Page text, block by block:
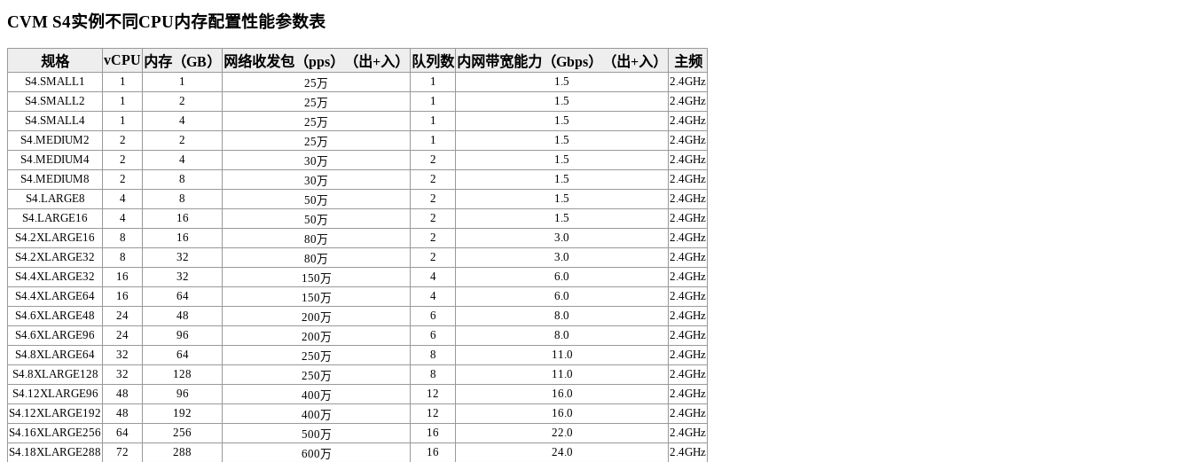
CVM S4实例不同CPU内存配置性能参数表
规格 vCPU 内存（GB） 网络收发包（pps）（出+入） 队列数 内网带宽能力（Gbps）（出+入） 主频
S4.SMALL1 1 1 25万 1 1.5
2.4GHz
S4.SMALL2
1 2 25万 1 1.5
2.4GHz
S4.SMALL4
1 4 25万 1 1.5
2.4GHz
S4.MEDIUM2
2 2 25万 1 1.5
2.4GHz
S4.MEDIUM4
2 4 30万 2 1.5
2.4GHz
S4.MEDIUM8
2 8 30万 2 1.5
2.4GHz
S4.LARGE8
4 8 50万 2 1.5
2.4GHz
S4.LARGE16
4 16 50万 2 1.5
2.4GHz
S4.2XLARGE16
8 16 80万 2 3.0
2.4GHz
S4.2XLARGE32
8 32 80万 2 3.0
2.4GHz
S4.4XLARGE32
16 32 150万 4 6.0
2.4GHz
S4.4XLARGE64
16 64 150万 4 6.0
2.4GHz
S4.6XLARGE48
24 48 200万 6 8.0
2.4GHz
S4.6XLARGE96
24 96 200万 6 8.0
2.4GHz
S4.8XLARGE64
32 64 250万 8 11.0
2.4GHz
S4.8XLARGE128
32 128 250万 8 11.0
2.4GHz
S4.12XLARGE96
48 96 400万 12 16.0
2.4GHz
S4.12XLARGE192
48 192 400万 12 16.0
2.4GHz
S4.16XLARGE256
64 256 500万 16 22.0
2.4GHz
S4.18XLARGE288
72 288 600万 16 24.0 2.4GHz